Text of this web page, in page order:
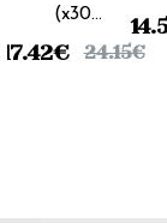
(x30
comprimidos)
17.42€ 24.15€